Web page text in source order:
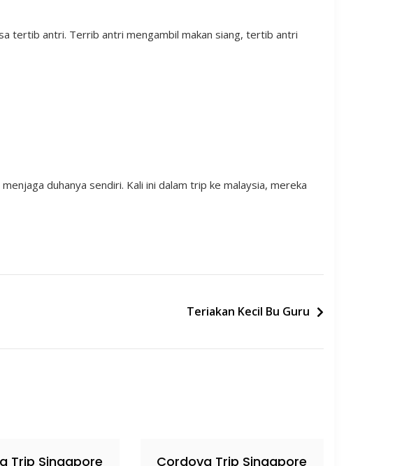
tertib antri. Terrib antri mengambil makan siang, tertib antri
duhanya sendiri. Kali ini dalam trip ke malaysia, mereka
Teriakan Kecil Bu Guru
Trip Singapore Cordova Trip Singapore